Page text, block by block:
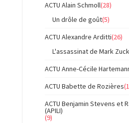
ACTU Alain Schmoll(28)
Un drôle de goût(5)
ACTU Alexandre Arditti(26)
L'assassinat de Mark
ACTU Anne-Cécile
ACTU Babette de Rozières
ACTU Benjamin Stevens et
(APILI)
(9)